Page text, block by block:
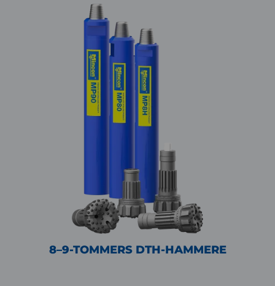
8–9-TOMMERS DTH-HAMMERE